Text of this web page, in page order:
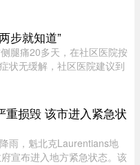
步就知道”
腿痛20多天，在社区医院按
状无缓解，社区医院建议到
后侧 ...
重损毁 该市进入紧急状
雨，魁北克Laurentians地
府宣布进入地方紧急状态。该